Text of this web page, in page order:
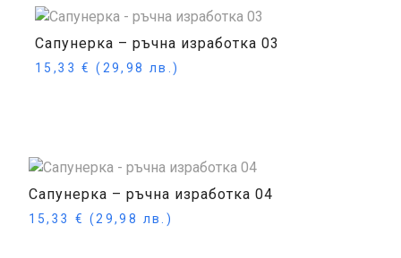
Сапунерка – ръчна изработка 03
15,33€ (29,98 лв.)
Сапунерка – ръчна изработка 04
15,33€ (29,98 лв.)